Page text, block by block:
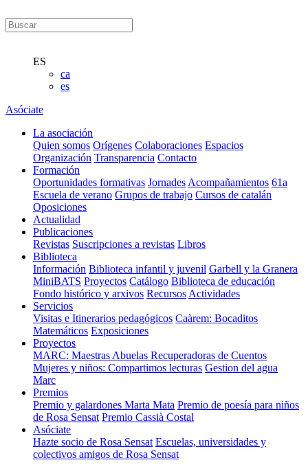
ES
ca
es
Asóciate
La asociación
Quien somos Orígenes Colaboraciones Espacios
Organización Transparencia Contacto
Formación
Oportunidades formativas Jornades Acompañamientos 61a
Escuela de verano Grupos de trabajo Cursos de catalán
Oposiciones
Actualidad
Publicaciones
Revistas Suscripciones a revistas Libros
Biblioteca
Información Biblioteca infantil y juvenil Garbell y la Granera
MiniBATS Proyectos Catálogo Biblioteca de educación
Fondo histórico y arxivos Recursos Actividades
Servicios
Visitas e Itinerarios pedagógicos Caàrem: Bocaditos
Matemáticos Exposiciones
Proyectos
MARC: Maestras Abuelas Recuperadoras de Cuentos
Mujeres y niños: Compartimos lecturas Gestion del agua
Marc
Premios
Premio y galardones Marta Mata Premio de poesía para niños
de Rosa Sensat Premio Cassià Costal
Asóciate
Hazte socio de Rosa Sensat Escuelas, universidades y
colectivos amigos de Rosa Sensat